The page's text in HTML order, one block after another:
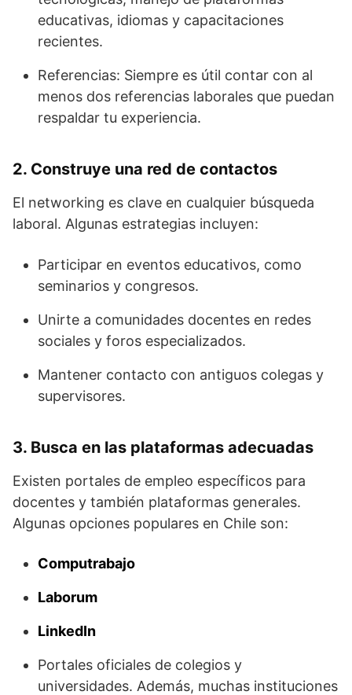
educativas, idiomas y capacitaciones
recientes.
Referencias: Siempre es útil contar con al
menos dos referencias laborales que puedan
respaldar tu experiencia.
2. Construye una red de contactos
El networking es clave en cualquier búsqueda
laboral. Algunas estrategias incluyen:
Participar en eventos educativos, como
seminarios y congresos.
Unirte a comunidades docentes en redes
sociales y foros especializados.
Mantener contacto con antiguos colegas y
supervisores.
3. Busca en las plataformas adecuadas
Existen portales de empleo específicos para
docentes y también plataformas generales.
Algunas opciones populares en Chile son:
Computrabajo
Laborum
LinkedIn
Portales oficiales de colegios y
universidades. Además, muchas instituciones